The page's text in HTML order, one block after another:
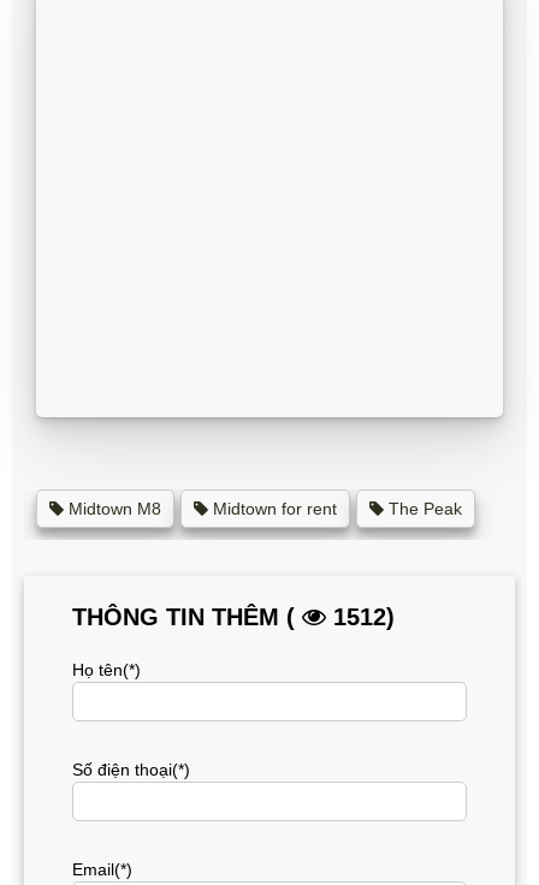
Midtown M8 Midtown for rent The Peak
THÔNG TIN THÊM ( 1512)
Họ tên(*)
Số điện thoại(*)
Email(*)